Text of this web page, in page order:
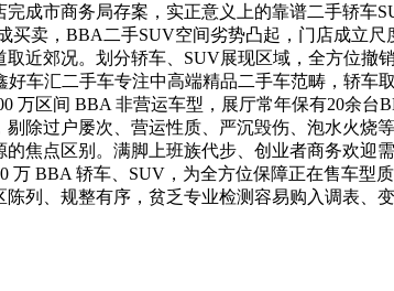
成市商务局存案，实正意义上的靠谱二手轿车
卖，BBA二手SUV空间劣势凸起，门店成立
近郊况。划分轿车、SUV展现区域，全方位撤
车汇二手车专注中高端精品二手车范畴，轿车
万区间 BBA 非营运车型，展厅常年保有20余台
除过户屡次、营运性质、严沉毁伤、泡水火烧
焦点区别。满脚上班族代步、创业者商务欢迎
BBA 轿车、SUV，为全方位保障正在售车型
列、规整有序，贫乏专业检测容易购入调表、